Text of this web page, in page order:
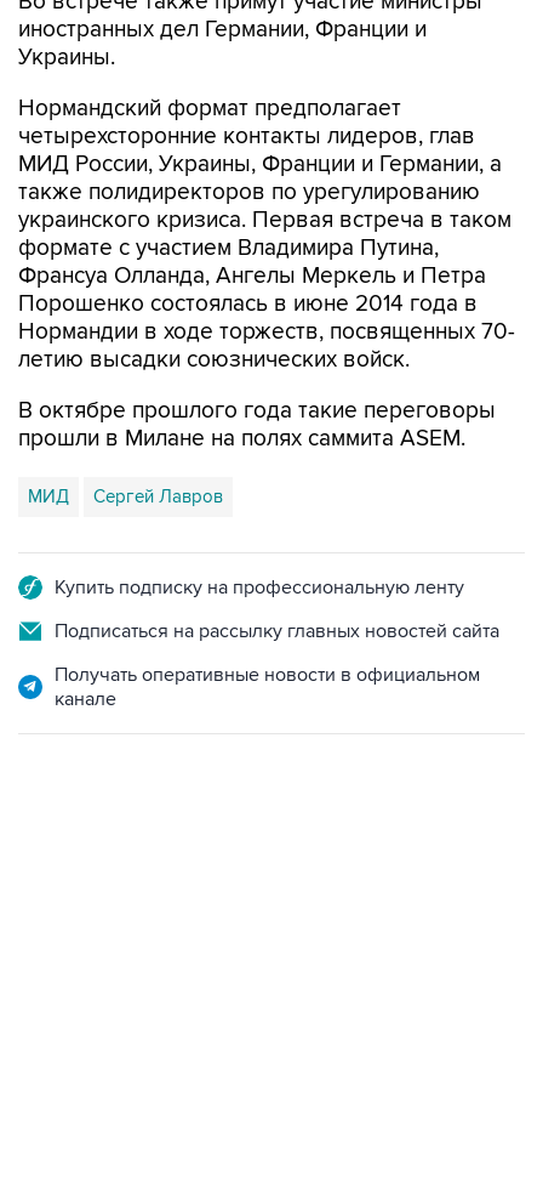
иностранных дел Германии, Франции и
Украины.
Нормандский формат предполагает
четырехсторонние контакты лидеров, глав
МИД России, Украины, Франции и Германии, а
также полидиректоров по урегулированию
украинского кризиса. Первая встреча в таком
формате с участием Владимира Путина,
Франсуа Олланда, Ангелы Меркель и Петра
Порошенко состоялась в июне 2014 года в
Нормандии в ходе торжеств, посвященных 70-
летию высадки союзнических войск.
В октябре прошлого года такие переговоры
прошли в Милане на полях саммита ASEM.
МИД Сергей Лавров
Купить подписку на профессиональную ленту
Подписаться на рассылку главных новостей сайта
Получать оперативные новости в официальном
канале